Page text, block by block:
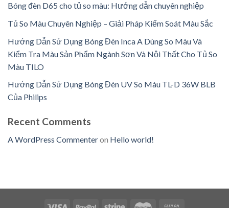
Bóng đèn D65 cho tủ so màu: Hướng dẫn chuyên nghiệp
Tủ So Màu Chuyên Nghiệp – Giải Pháp Kiểm Soát Màu Sắc
Hướng Dẫn Sử Dụng Bóng Đèn Inca A Dùng So Màu Và
Kiểm Tra Màu Sản Phẩm Ngành Sơn Và Nội Thất Cho Tủ So
Màu TILO
Hướng Dẫn Sử Dụng Bóng Đèn UV So Màu TL-D 36W BLB
Của Philips
Recent Comments
A WordPress Commenteron Hello world!